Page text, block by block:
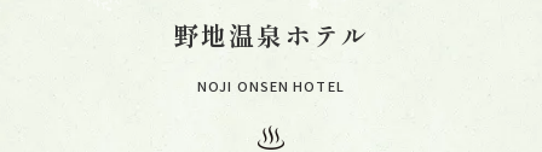
「地・温泉」の湯守たち・お宿一覧
野地温泉ホテル
NOJI ONSEN HOTEL